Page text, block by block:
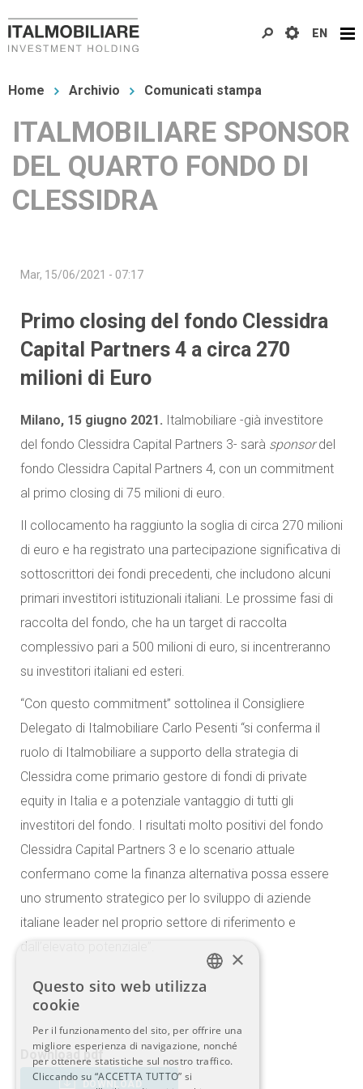
al
principale
Tu
qui
Home Archivio Comunicati stampa
ITALMOBILIARE SPONSOR
DEL QUARTO FONDO DI
CLESSIDRA
Mar, 15/06/2021 - 07:17
Primo closing del fondo Clessidra
Capital Partners 4 a circa 270
milioni di Euro
Milano, 15 giugno 2021. Italmobiliare -già investitore
del fondo Clessidra Capital Partners 3- sarà sponsordel
fondo Clessidra Capital Partners 4, con un commitment
al primo closing di 75 milioni di euro.
Il collocamento ha raggiunto la soglia di circa 270 milioni
di euro e ha registrato una partecipazione significativa di
sottoscrittori dei fondi precedenti, che includono alcuni
primari investitori istituzionali italiani. Le prossime fasi di
raccolta del fondo, che ha un target di raccolta
complessivo pari a 500 milioni di euro, si incentreranno
su investitori italiani ed esteri.
“Con questo commitment” sottolinea il Consigliere
Delegato di Italmobiliare Carlo Pesenti “si conferma il
ruolo di Italmobiliare a supporto della strategia di
Clessidra come primario gestore di fondi di private
equity in Italia e a potenziale vantaggio di tutti gli
investitori del fondo. I risultati molto positivi del fondo
Clessidra Capital Partners 3 e lo scenario attuale
confermano come la finanza alternativa possa essere
uno strumento strategico per lo sviluppo di aziende
italiane leader nel proprio settore di riferimento e
dall’elevato potenziale”.
Download pdf
DOWNLOAD
EN
ENGLISH
×
Questo sito web utilizza
cookie
Per il funzionamento del sito, per offrire una
migliore esperienza di navigazione, nonché
per ottenere statistiche sul nostro traffico.
Cliccando su “ACCETTA TUTTO” si